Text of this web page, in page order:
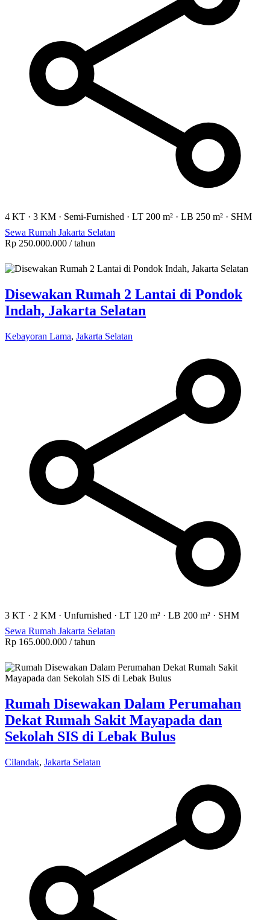
4 KT · 3 KM · Semi-Furnished · LT 200 m² · LB 250 m² · SHM
Sewa Rumah Jakarta Selatan
Rp 250.000.000 / tahun
Disewakan Rumah 2 Lantai di Pondok
Indah, Jakarta Selatan
Kebayoran Lama, Jakarta Selatan
3 KT · 2 KM · Unfurnished · LT 120 m² · LB 200 m² · SHM
Sewa Rumah Jakarta Selatan
Rp 165.000.000 / tahun
Rumah Disewakan Dalam Perumahan
Dekat Rumah Sakit Mayapada dan
Sekolah SIS di Lebak Bulus
Cilandak, Jakarta Selatan